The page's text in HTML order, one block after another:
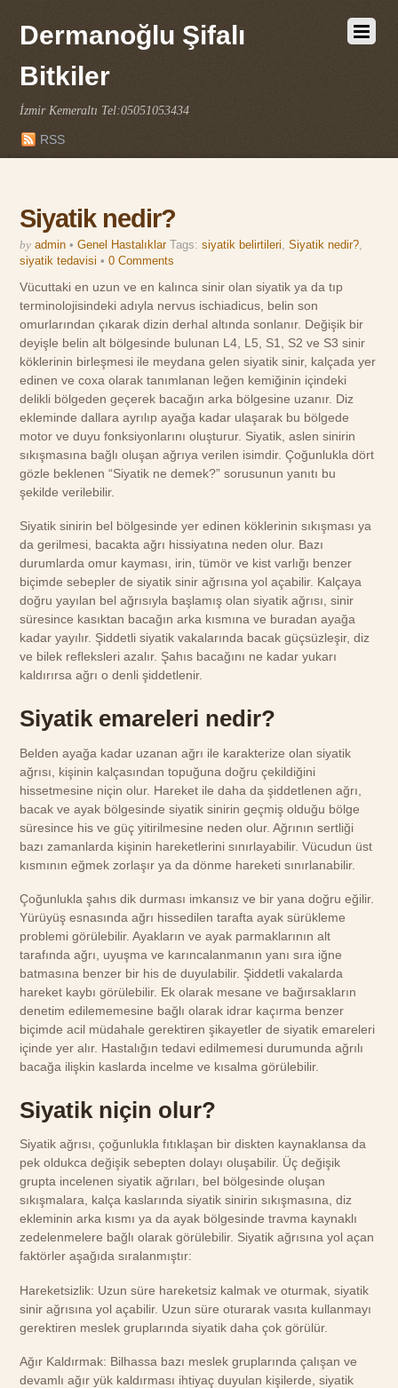
Dermanoğlu Şifalı
Bitkiler
İzmir Kemeraltı Tel:05051053434
RSS
Siyatik nedir?
by admin • Genel Hastalıklar Tags:siyatik belirtileri,Siyatik nedir?,
siyatik tedavisi •0 Comments
Vücuttaki en uzun ve en kalınca sinir olan siyatik ya da tıp
terminolojisindeki adıyla nervus ischiadicus, belin son
omurlarından çıkarak dizin derhal altında sonlanır. Değişik bir
deyişle belin alt bölgesinde bulunan L4, L5, S1, S2 ve S3 sinir
köklerinin birleşmesi ile meydana gelen siyatik sinir, kalçada yer
edinen ve coxa olarak tanımlanan leğen kemiğinin içindeki
delikli bölgeden geçerek bacağın arka bölgesine uzanır. Diz
ekleminde dallara ayrılıp ayağa kadar ulaşarak bu bölgede
motor ve duyu fonksiyonlarını oluşturur. Siyatik, aslen sinirin
sıkışmasına bağlı oluşan ağrıya verilen isimdir. Çoğunlukla dört
gözle beklenen “Siyatik ne demek?” sorusunun yanıtı bu
şekilde verilebilir.
Siyatik sinirin bel bölgesinde yer edinen köklerinin sıkışması ya
da gerilmesi, bacakta ağrı hissiyatına neden olur. Bazı
durumlarda omur kayması, irin, tümör ve kist varlığı benzer
biçimde sebepler de siyatik sinir ağrısına yol açabilir. Kalçaya
doğru yayılan bel ağrısıyla başlamış olan siyatik ağrısı, sinir
süresince kasıktan bacağın arka kısmına ve buradan ayağa
kadar yayılır. Şiddetli siyatik vakalarında bacak güçsüzleşir, diz
ve bilek refleksleri azalır. Şahıs bacağını ne kadar yukarı
kaldırırsa ağrı o denli şiddetlenir.
Siyatik emareleri nedir?
Belden ayağa kadar uzanan ağrı ile karakterize olan siyatik
ağrısı, kişinin kalçasından topuğuna doğru çekildiğini
hissetmesine niçin olur. Hareket ile daha da şiddetlenen ağrı,
bacak ve ayak bölgesinde siyatik sinirin geçmiş olduğu bölge
süresince his ve güç yitirilmesine neden olur. Ağrının sertliği
bazı zamanlarda kişinin hareketlerini sınırlayabilir. Vücudun üst
kısmının eğmek zorlaşır ya da dönme hareketi sınırlanabilir.
Çoğunlukla şahıs dik durması imkansız ve bir yana doğru eğilir.
Yürüyüş esnasında ağrı hissedilen tarafta ayak sürükleme
problemi görülebilir. Ayakların ve ayak parmaklarının alt
tarafında ağrı, uyuşma ve karıncalanmanın yanı sıra iğne
batmasına benzer bir his de duyulabilir. Şiddetli vakalarda
hareket kaybı görülebilir. Ek olarak mesane ve bağırsakların
denetim edilememesine bağlı olarak idrar kaçırma benzer
biçimde acil müdahale gerektiren şikayetler de siyatik emareleri
içinde yer alır. Hastalığın tedavi edilmemesi durumunda ağrılı
bacağa ilişkin kaslarda incelme ve kısalma görülebilir.
Siyatik niçin olur?
Siyatik ağrısı, çoğunlukla fıtıklaşan bir diskten kaynaklansa da
pek oldukca değişik sebepten dolayı oluşabilir. Üç değişik
grupta incelenen siyatik ağrıları, bel bölgesinde oluşan
sıkışmalara, kalça kaslarında siyatik sinirin sıkışmasına, diz
ekleminin arka kısmı ya da ayak bölgesinde travma kaynaklı
zedelenmelere bağlı olarak görülebilir. Siyatik ağrısına yol açan
faktörler aşağıda sıralanmıştır:
Hareketsizlik: Uzun süre hareketsiz kalmak ve oturmak, siyatik
sinir ağrısına yol açabilir. Uzun süre oturarak vasıta kullanmayı
gerektiren meslek gruplarında siyatik daha çok görülür.
Ağır Kaldırmak: Bilhassa bazı meslek gruplarında çalışan ve
devamlı ağır yük kaldırması ihtiyaç duyulan kişilerde, siyatik